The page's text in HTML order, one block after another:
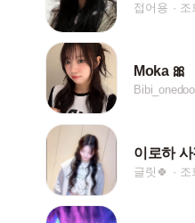
접어용 조
Moka 🎀
이로하
글릿🍀 조